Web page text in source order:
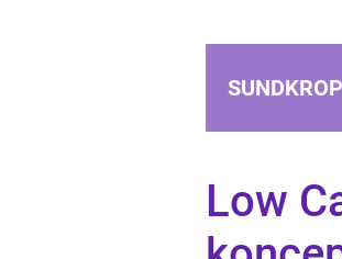
Low